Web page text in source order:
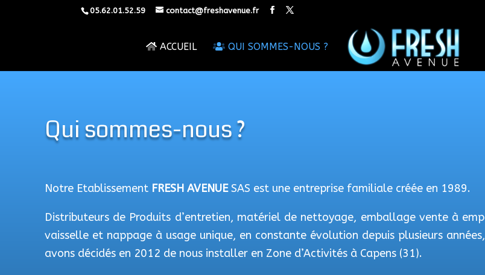
05.62.01.52.59 contact@freshavenue.fr
ACCUEIL QUI SOMMES-NOUS ?
Qui sommes-nous ?
Notre Etablissement FRESH AVENUESAS est une entreprise familiale créée en 1989.
Distributeurs de Produits d’entretien, matériel de nettoyage, emballage vente à
vaisselle et nappage à usage unique, en constante évolution depuis plusieurs
avons décidés en 2012 de nous installer en Zone d’Activités à Capens (31).